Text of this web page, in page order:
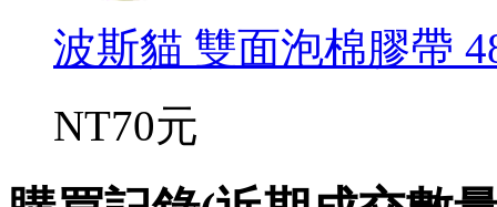
波斯貓 雙面泡棉膠帶
NT70元